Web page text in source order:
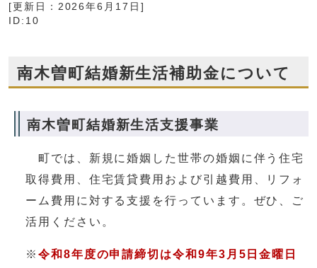
[更新日： 2026年6月17日 ]
ID:10
南木曽町結婚新生活補助金について
南木曽町結婚新生活支援事業
町では、新規に婚姻した世帯の婚姻に伴う住宅
取得費用、住宅賃貸費用および引越費用、リフォ
ーム費用に対する支援を行っています。ぜひ、ご
活用ください。
※ 令和8年度の申請締切は令和9年3月5日金曜日